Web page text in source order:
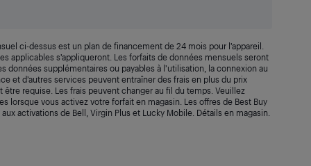
ci-dessus est un plan de financement de 24 mois pour l’appareil.
applicables s’appliqueront. Les forfaits de données mensuels seront
données supplémentaires ou payables à l’utilisation, la connexion au
et d’autres services peuvent entraîner des frais en plus du prix
requise. Les frais peuvent changer au fil du temps. Veuillez
lorsque vous activez votre forfait en magasin. Les offres de Best Buy
activations de Bell, Virgin Plus et Lucky Mobile. Détails en magasin.